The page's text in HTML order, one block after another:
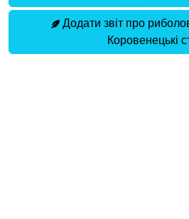
Додати звіт про
Коровенецькі